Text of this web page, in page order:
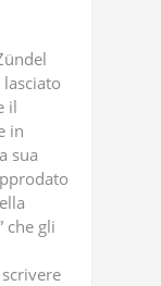
lasciato
il
in
sua
che gli